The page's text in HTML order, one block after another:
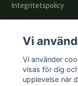
Integritetspolicy
En del av
Vi
Vi använder
visas för dig
upplevelse när